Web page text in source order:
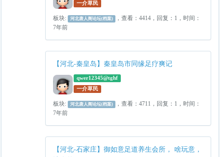
一介草民
板块: 河北唐人阁论坛(档案)
，查看：4414，回复：1，时间：
7年前
【河北-秦皇岛】秦皇岛市同缘足疗爽记
qwer12345@tghf
一介草民
板块: 河北唐人阁论坛(档案)
，查看：4711，回复：1，时间：
7年前
【河北-石家庄】御如意足道养生会所， 啥玩意，